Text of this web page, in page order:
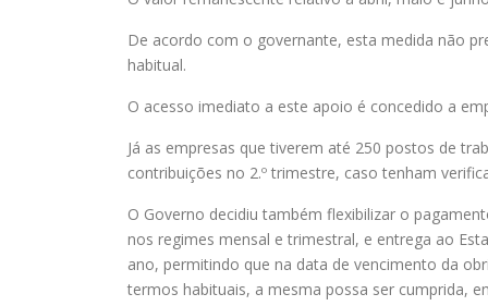
De acordo com o governante, esta medida não
habitual.
O acesso imediato a este apoio é concedido a
Já as empresas que tiverem até 250 postos de
contribuições no 2.º trimestre, caso tenham
O Governo decidiu também flexibilizar o
nos regimes mensal e trimestral, e entrega ao
ano, permitindo que na data de vencimento da
termos habituais, a mesma possa ser cumprida,